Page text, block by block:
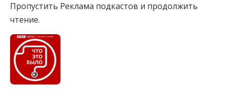
Пропустить Реклама подкастов и продолжить
чтение.